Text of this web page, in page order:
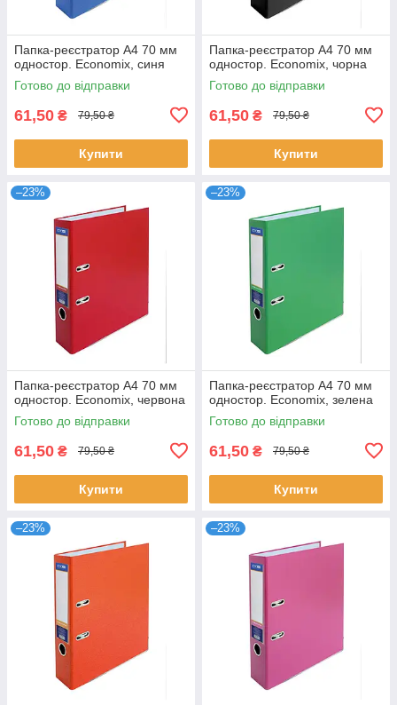
Папка-реєстратор А4 70 мм
одностор. Economix, синя
Готово до відправки
61,50 ₴ 79,50 ₴
Купити
Папка-реєстратор А4 70 мм
одностор. Economix, чорна
Готово до відправки
61,50 ₴ 79,50 ₴
Купити
–23%
Папка-реєстратор А4 70 мм
одностор. Economix, червона
Готово до відправки
61,50 ₴ 79,50 ₴
Купити
–23%
Папка-реєстратор А4 70 мм
одностор. Economix, зелена
Готово до відправки
61,50 ₴ 79,50 ₴
Купити
–23% –23%